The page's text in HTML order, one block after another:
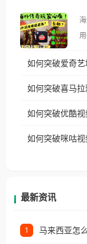
仅
用
播放”
制
如何突破爱奇
如何突破喜马
如何突破优酷
如何突破咪咕
最新资讯
1